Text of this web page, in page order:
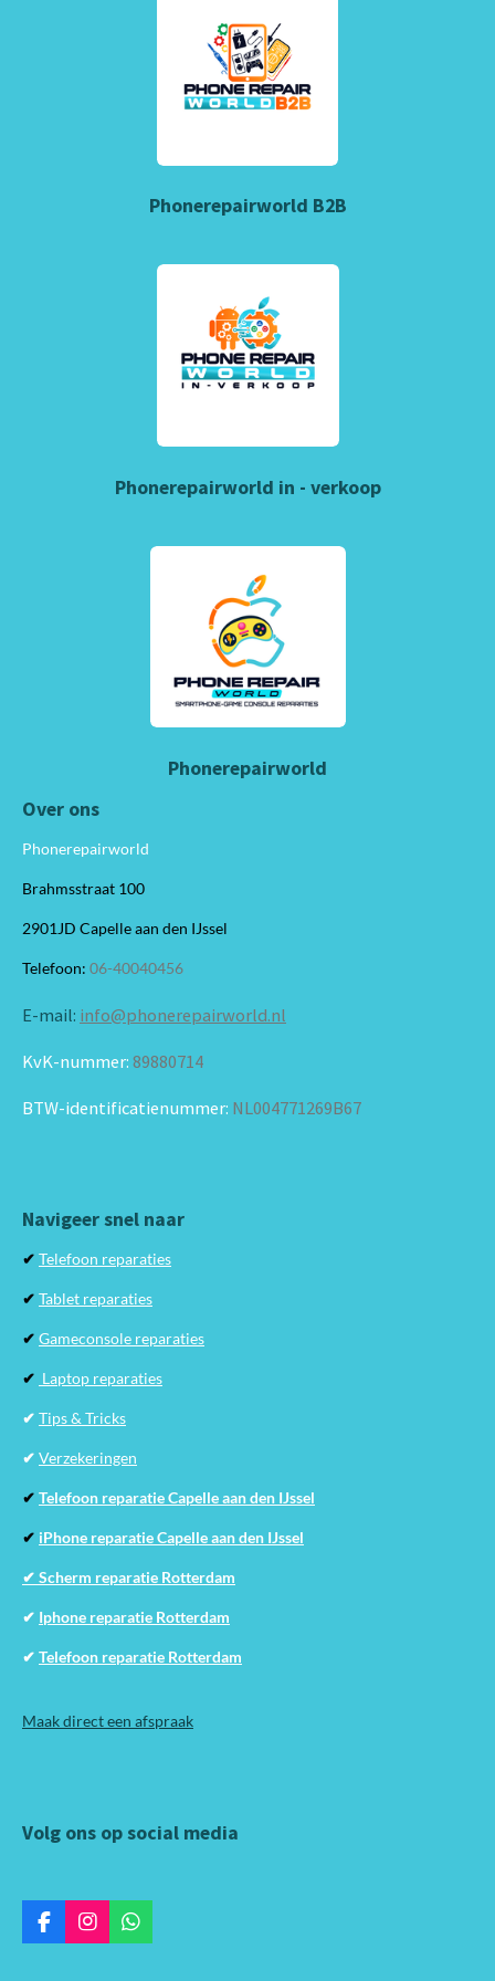
Phonerepairworld B2B
Phonerepairworld in - verkoop
Phonerepairworld
Over ons
Phonerepairworld
Brahmsstraat 100
2901JD Capelle aan den IJssel
Telefoon: 06-40040456
E-mail: info@phonerepairworld.nl
KvK-nummer: 89880714
BTW-identificatienummer: NL004771269B67
Navigeer snel naar
✔ Telefoon reparaties
✔ Tablet reparaties
✔ Gameconsole reparaties
✔ Laptop reparaties
✔ Tips & Tricks
✔ Verzekeringen
✔ Telefoon reparatie Capelle aan den IJssel
✔ iPhone reparatie Capelle aan den IJssel
✔ Scherm reparatie Rotterdam
✔ Iphone reparatie Rotterdam
✔ Telefoon reparatie Rotterdam
Maak direct een afspraak
Volg ons op social media
F
a
I
n
W
h